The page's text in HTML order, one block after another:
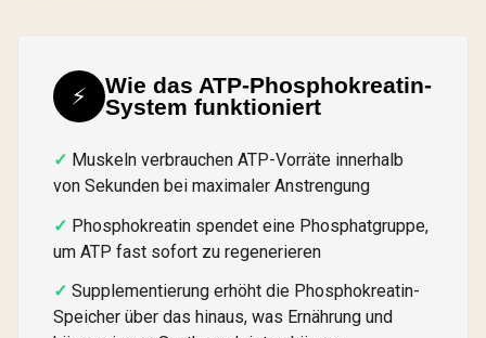
⚡
Wie das ATP-Phosphokreatin-
System funktioniert
Muskeln verbrauchen ATP-Vorräte innerhalb
von Sekunden bei maximaler Anstrengung
Phosphokreatin spendet eine Phosphatgruppe,
um ATP fast sofort zu regenerieren
Supplementierung erhöht die Phosphokreatin-
Speicher über das hinaus, was Ernährung und